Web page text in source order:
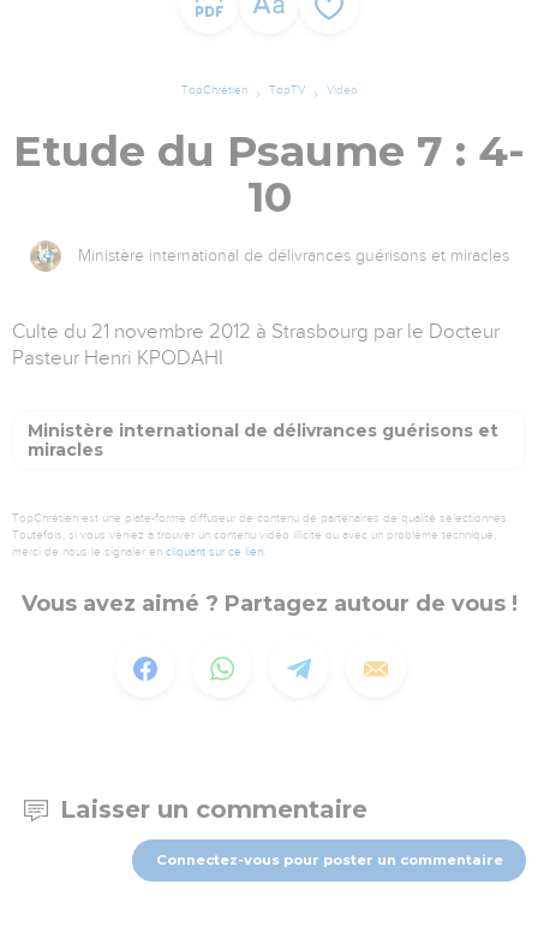
TopChrétien TopTV Vidéo
Etude du Psaume 7 : 4-
10
Ministère international de délivrances guérisons et miracles
Culte du 21 novembre 2012 à Strasbourg par le Docteur
Pasteur Henri KPODAHI
Ministère international de délivrances guérisons et
miracles
TopChrétien est une plate-forme diffuseur de contenu de partenaires de qualité sélectionnés.
Toutefois, si vous veniez à trouver un contenu vidéo illicite ou avec un problème technique,
merci de nous le signaler en cliquant sur ce lien.
Vous avez aimé ? Partagez autour de vous !
Laisser un commentaire
Connectez-vous pour poster un commentaire